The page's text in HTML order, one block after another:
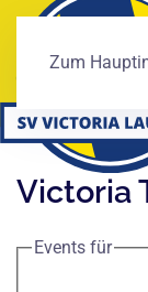
Zum
Victoria
Events für